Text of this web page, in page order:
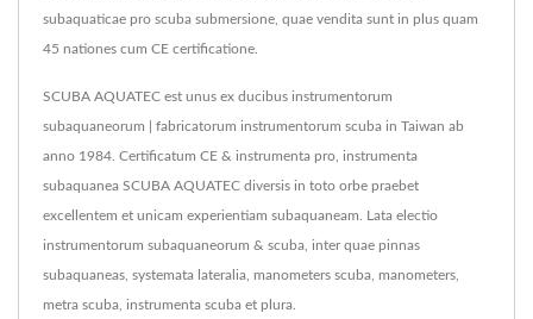
subaquaticae pro scuba submersione, quae vendita sunt in plus quam
45 nationes cum CE certificatione.
SCUBA AQUATEC est unus ex ducibus instrumentorum
subaquaneorum | fabricatorum instrumentorum scuba in Taiwan ab
anno 1984. Certificatum CE & instrumenta pro, instrumenta
subaquanea SCUBA AQUATEC diversis in toto orbe praebet
excellentem et unicam experientiam subaquaneam. Lata electio
instrumentorum subaquaneorum & scuba, inter quae pinnas
subaquaneas, systemata lateralia, manometers scuba, manometers,
metra scuba, instrumenta scuba et plura.